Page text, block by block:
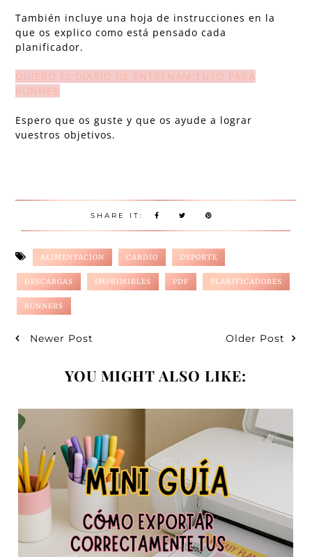
También incluye una hoja de instrucciones en la
que os explico como está pensado cada
planificador.
QUIERO EL DIARIO DE ENTRENAMIENTO PARA
RUNNER
Espero que os guste y que os ayude a lograr
vuestros objetivos.
SHARE IT:
ALIMENTACION CARDIO DEPORTE
DESCARGAS IMPRIMIBLES PDF PLANIFICADORES
RUNNERS
Newer Post Older Post
YOU MIGHT ALSO LIKE: